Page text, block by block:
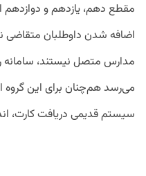
مقطع دهم، یازدهم و دوازدهم
اضافه شدن داوطلبان
مدارس متصل نیستند، سامانه
می‌رسد هم‌چنان برای این گروه
سیستم قدیمی دریافت کارت،